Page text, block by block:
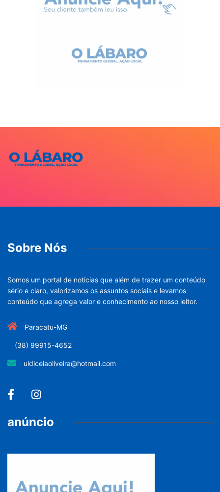
Sobre Nós
Somos um portal de noticias que além de trazer um conteúdo
sério e claro, valorizamos os assuntos sociais e levamos
conteúdo que agrega valor e conhecimento ao nosso leitor.
Paracatu-MG
(38) 99915-4652
uldiceiaoliveira@hotmail.com
anúncio